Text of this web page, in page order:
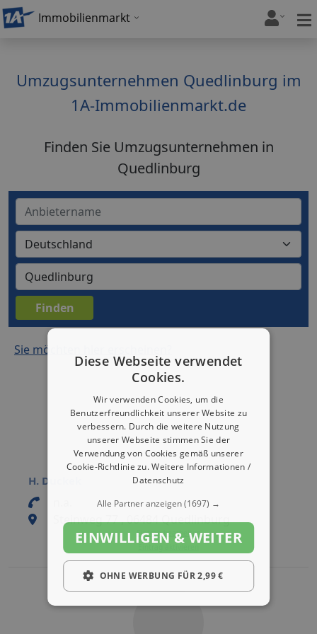
Immobilienmarkt
Umzugsunternehmen Quedlinburg im
1A-Immobilienmarkt.de
Finden Sie Umzugsunternehmen in
Quedlinburg
Sie möchten hier erscheinen?
H. Duckek
Steinweg 77 , 06484 Quedlinburg
Eintrag bearbeiten
Diese Webseite verwendet
Cookies.
Wir verwenden Cookies, um die
Benutzerfreundlichkeit unserer Website zu
verbessern. Durch die weitere Nutzung
unserer Webseite stimmen Sie der
Verwendung von Cookies gemäß unserer
Cookie-Richtlinie zu.Weitere Informationen /
Datenschutz
Alle Partner anzeigen(1697) →
EINWILLIGEN & WEITER
OHNE WERBUNG FÜR 2,99 €